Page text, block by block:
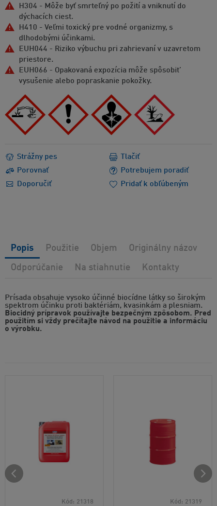
H304 - Môže byť smrteľný po požití a vniknutí do
dýchacích ciest.
H410 - Veľmi toxický pre vodné organizmy, s
dlhodobými účinkami.
EUH044 - Riziko výbuchu pri zahrievaní v uzavretom
priestore.
EUH066 - Opakovaná expozícia môže spôsobit’
vysušenie alebo popraskanie pokožky.
Strážny pes
Porovnať
Potrebujem poradiť
Doporučiť
Tlačiť
Pridať k obľúbeným
Prísada obsahuje vysoko účinné biocídne látky so širokým
spektrom účinku proti baktériám, kvasinkám a plesniam.
Biocidný prípravok používajte bezpečným zpôsobom. Pred
použitím si vždy prečítajte návod na použitie a informáciu
o výrobku.
Popis Použitie Objem Originálny názov
Odporúčanie Na stiahnutie Kontakty
Kód: 21318 Kód: 21319